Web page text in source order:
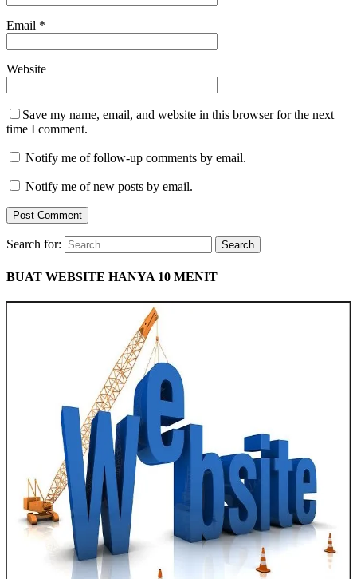
Email *
Website
Save my name, email, and website in this browser for the next
time I comment.
Notify me of follow-up comments by email.
Notify me of new posts by email.
Search for:
BUAT WEBSITE HANYA 10 MENIT